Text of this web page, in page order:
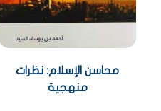
محاسن الإسلام: نظرات
منهجية